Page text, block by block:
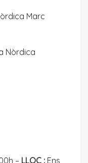
Marc
Nòrdica
– LLOC : Ens